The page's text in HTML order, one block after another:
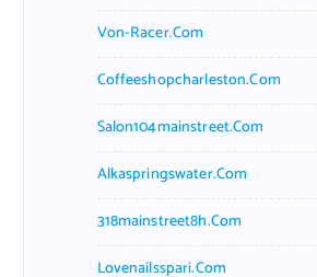
Von-Racer.com
Coffeeshopcharleston.com
Salon104mainstreet.com
Alkaspringswater.com
318mainstreet8h.com
Lovenailsspari.com